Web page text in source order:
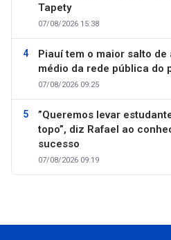
Tapety
07/08/2026 15:38
Piauí tem o maior salto
médio da rede pública do
07/08/2026 09:25
”Queremos levar
topo”, diz Rafael ao
sucesso
07/08/2026 09:19